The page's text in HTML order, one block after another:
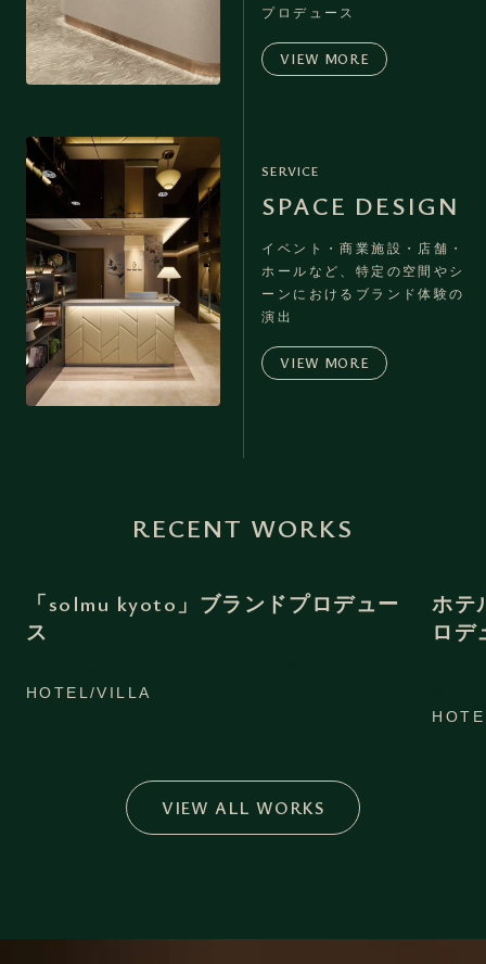
プロデュース
VIEW MORE
SERVICE
SPACE DESIGN
イベント・商業施設・店舗・
ホールなど、 特定の空間やシ
ーンにおけるブランド体験の
演出
VIEW MORE
RECENT WORKS
「solmu kyoto」ブランドプロデュー
ス
HOTEL/VILLA
ホテ
ロデ
VIEW ALL WORKS